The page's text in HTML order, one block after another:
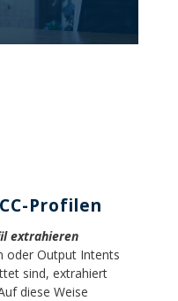
Profilen
extrahieren
oder Output Intents
sind, extrahiert
diese Weise